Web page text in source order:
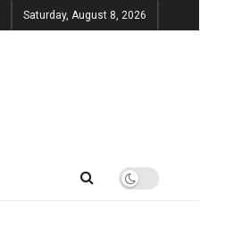
Saturday, August 8, 2026